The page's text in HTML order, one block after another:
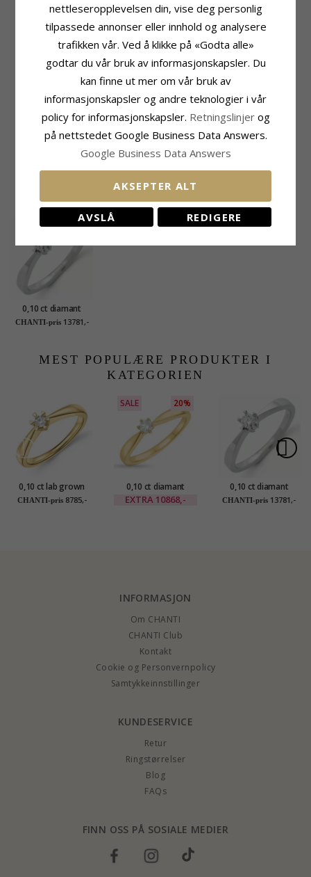
0,10 Ct
Diamant
Solitairering
Edelmetall: Hvitt Gull
Blank
Antall: 1
Sliping:Briljantslipt
Sten: Diamant
Diamantfarge:
Wesselton
Diamantklarhet:SI
Karat: 0,10
Ringskinne
Bredde Topp:2,2 mm
Bredde Bunn:1,6 mm
2,6 mm
1,3 mm
Fatning
Diameter:4,4 mm
Dybde: 4,8 mm
0,10 ct diamant
solitairering i 14
CHANTI-pris 13781,-
MEST POPULÆRE PRODUKTER I
KATEGORIEN
0,10 ct lab grown
diamant solitairering
CHANTI-pris 8785,-
SALE 20%
0,10 ct diamant
solitairering i 14
EXTRA 10868,-
0,10 ct diamant
solitairering i 14
CHANTI-pris 13781,-
INFORMASJON
Om CHANTI
CHANTI Club
Kontakt
Cookie og Personvernpolicy
Samtykkeinnstillinger
KUNDESERVICE
Retur
Ringstørrelser
Blog
FAQs
FINN OSS PÅ SOSIALE MEDIER
nettleseropplevelsen din, vise deg personlig
tilpassede annonser eller innhold og analysere
trafikken vår. Ved å klikke på «Godta alle»
godtar du vår bruk av informasjonskapsler. Du
kan finne ut mer om vår bruk av
informasjonskapsler og andre teknologier i vår
policy for informasjonskapsler. Retningslinjer og
på nettstedet Google Business Data Answers.
Google Business Data Answers
AKSEPTER ALT
AVSLÅ REDIGERE